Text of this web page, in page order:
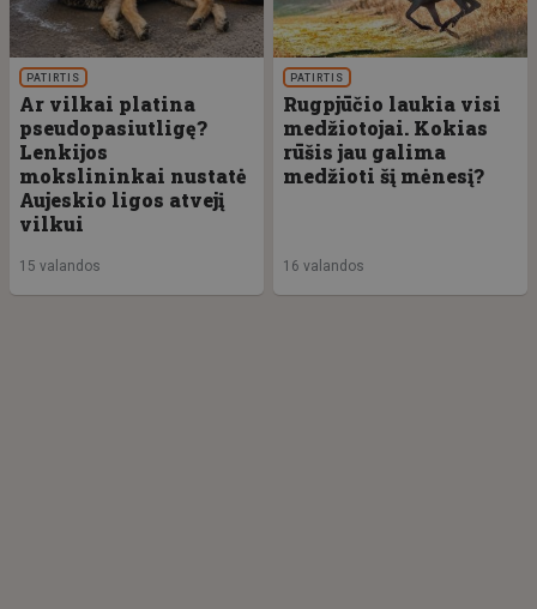
PATIRTIS
Ar vilkai platina
pseudopasiutligę?
Lenkijos
mokslininkai nustatė
Aujeskio ligos atvejį
vilkui
15 valandos
PATIRTIS
Rugpjūčio laukia visi
medžiotojai. Kokias
rūšis jau galima
medžioti šį mėnesį?
16 valandos